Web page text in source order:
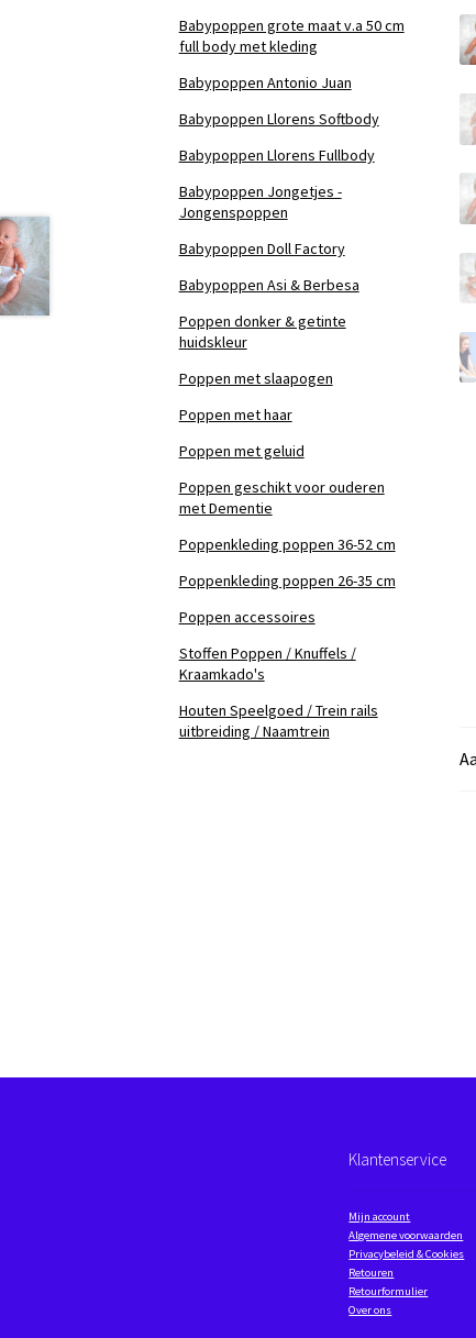
Babypoppen grote maat v.a 50 cm
full body met kleding
Babypoppen Antonio Juan
Babypoppen Llorens Softbody
Babypoppen Llorens Fullbody
Babypoppen Jongetjes -
Jongenspoppen
Babypoppen Doll Factory
Babypoppen Asi & Berbesa
Poppen donker & getinte
huidskleur
Poppen met slaapogen
Poppen met haar
Poppen met geluid
Poppen geschikt voor ouderen
met Dementie
Poppenkleding poppen 36-52 cm
Poppenkleding poppen 26-35 cm
Poppen accessoires
Stoffen Poppen / Knuffels /
Kraamkado's
Houten Speelgoed / Trein rails
uitbreiding / Naamtrein
Klantenservice
Mijn account
Algemene voorwaarden
Privacybeleid & Cookies
Retouren
Retourformulier
Over ons